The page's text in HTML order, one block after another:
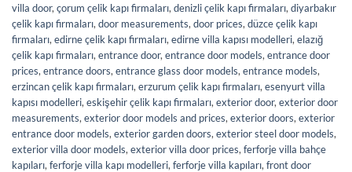
villa door, çorum çelik kapı firmaları, denizli çelik kapı firmaları, diyarbakır
çelik kapı firmaları, door measurements, door prices, düzce çelik kapı
firmaları, edirne çelik kapı firmaları, edirne villa kapısı modelleri, elazığ
çelik kapı firmaları, entrance door, entrance door models, entrance door
prices, entrance doors, entrance glass door models, entrance models,
erzincan çelik kapı firmaları, erzurum çelik kapı firmaları, esenyurt villa
kapısı modelleri, eskişehir çelik kapı firmaları, exterior door, exterior door
measurements, exterior door models and prices, exterior doors, exterior
entrance door models, exterior garden doors, exterior steel door models,
exterior villa door models, exterior villa door prices, ferforje villa bahçe
kapıları, ferforje villa kapı modelleri, ferforje villa kapıları, front door